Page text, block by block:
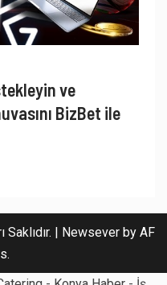
ve
BizBet ile
| Newsever by AF